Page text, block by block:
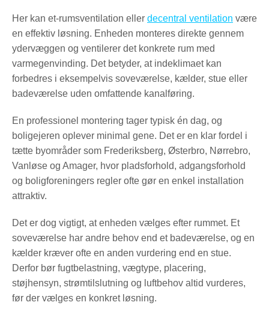
Her kan et-rumsventilation eller decentral ventilation være
en effektiv løsning. Enheden monteres direkte gennem
ydervæggen og ventilerer det konkrete rum med
varmegenvinding. Det betyder, at indeklimaet kan
forbedres i eksempelvis soveværelse, kælder, stue eller
badeværelse uden omfattende kanalføring.
En professionel montering tager typisk én dag, og
boligejeren oplever minimal gene. Det er en klar fordel i
tætte byområder som Frederiksberg, Østerbro, Nørrebro,
Vanløse og Amager, hvor pladsforhold, adgangsforhold
og boligforeningers regler ofte gør en enkel installation
attraktiv.
Det er dog vigtigt, at enheden vælges efter rummet. Et
soveværelse har andre behov end et badeværelse, og en
kælder kræver ofte en anden vurdering end en stue.
Derfor bør fugtbelastning, vægtype, placering,
støjhensyn, strømtilslutning og luftbehov altid vurderes,
før der vælges en konkret løsning.